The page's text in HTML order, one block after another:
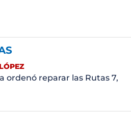
ordenó reparar las Rutas 7,